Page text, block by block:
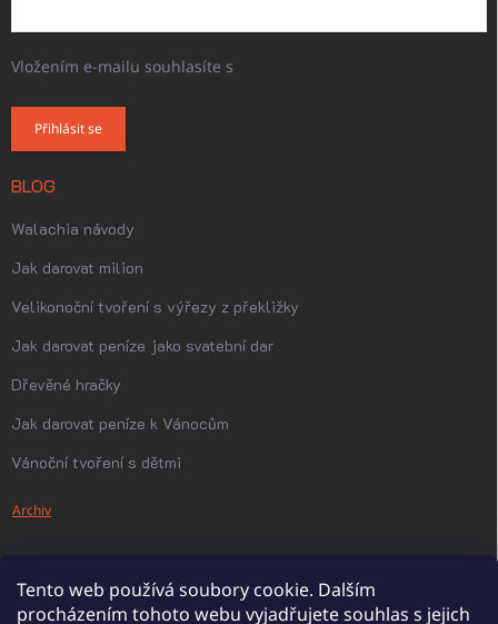
Tento web používá soubory cookie. Dalším
procházením tohoto webu vyjadřujete souhlas s jejich
Vložením e-mailu souhlasíte s
Přihlásit se
BLOG
Walachia návody
Jak darovat milion
Velikonoční tvoření s výřezy z překližky
Jak darovat peníze jako svatební dar
Dřevěné hračky
Jak darovat peníze k Vánocům
Vánoční tvoření s dětmi
Archiv